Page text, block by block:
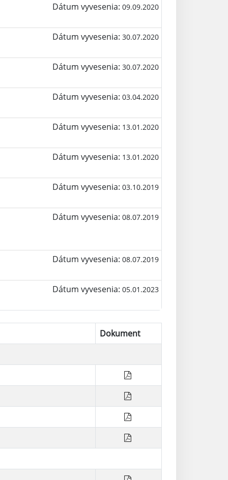
Dátum vyvesenia: 09.09.2020
Dátum vyvesenia: 30.07.2020
Dátum vyvesenia: 30.07.2020
Dátum vyvesenia: 03.04.2020
Dátum vyvesenia: 13.01.2020
Dátum vyvesenia: 13.01.2020
Dátum vyvesenia: 03.10.2019
Dátum vyvesenia: 08.07.2019
Dátum vyvesenia: 08.07.2019
Dátum vyvesenia: 05.01.2023
Dokument